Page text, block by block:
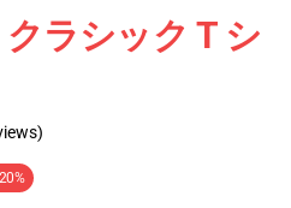
クラシック T シ